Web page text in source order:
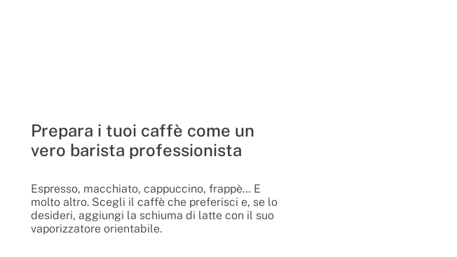
Prepara i tuoi caffè come un
vero barista professionista
Espresso, macchiato, cappuccino, frappè… E
molto altro. Scegli il caffè che preferisci e, se lo
desideri, aggiungi la schiuma di latte con il suo
vaporizzatore orientabile.